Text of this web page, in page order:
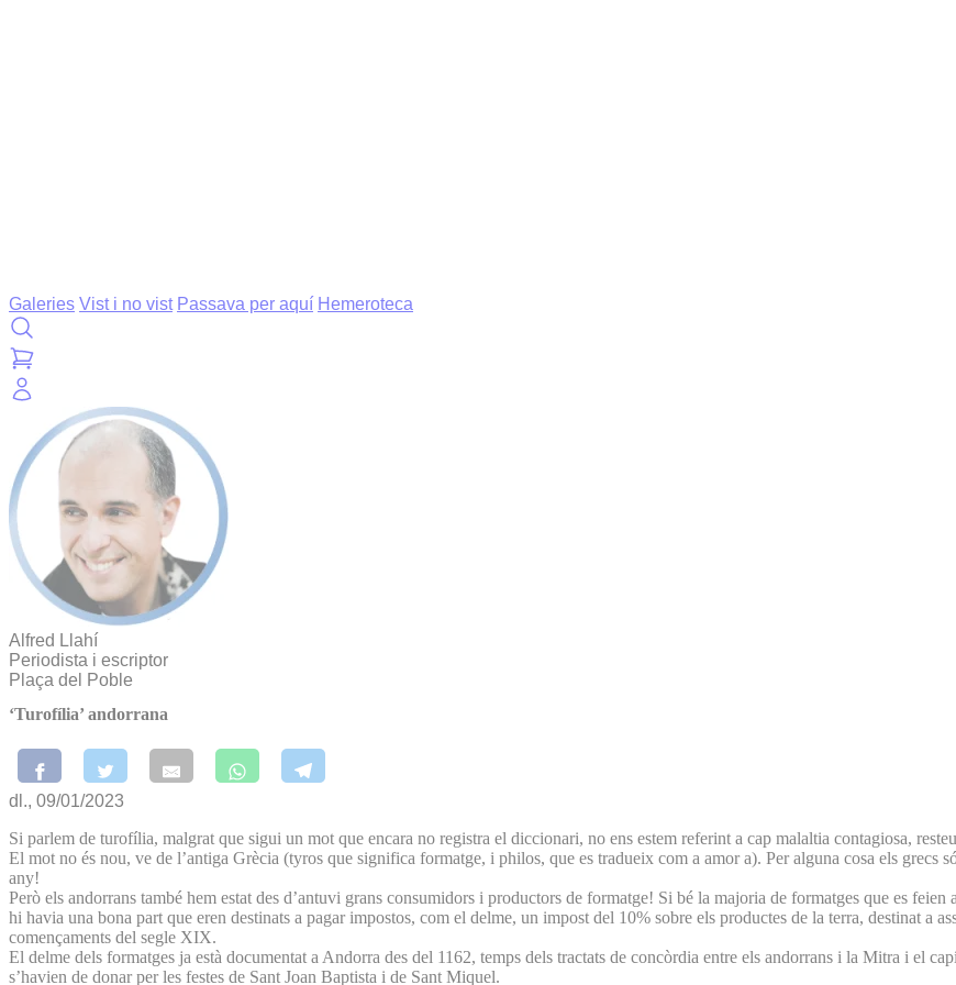
Galeries Vist i no vist Passava per aquí Hemeroteca
Alfred Llahí
Periodista i escriptor
Plaça del Poble
‘Turofília’ andorrana
dl., 09/01/2023
Si parlem de turofília, malgrat que sigui un mot que encara no registra el diccionari, no ens estem referint a cap malaltia contagiosa,
El mot no és nou, ve de l’antiga Grècia (tyros que significa formatge, i philos, que es tradueix com a amor a). Per alguna cosa els grecs
any!
Però els andorrans també hem estat des d’antuvi grans consumidors i productors de formatge! Si bé la majoria de formatges que es
hi havia una bona part que eren destinats a pagar impostos, com el delme, un impost del 10% sobre els productes de la terra, destinat a
començaments del segle XIX.
El delme dels formatges ja està documentat a Andorra des del 1162, temps dels tractats de concòrdia entre els andorrans i la Mitra i el
s’havien de donar per les festes de Sant Joan Baptista i de Sant Miquel.